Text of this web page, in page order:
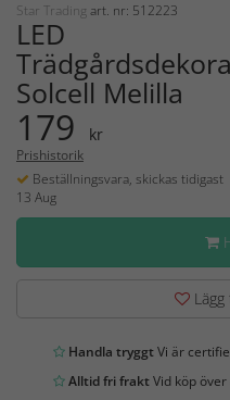
Star Trading art. nr: 512223
LED
Solcell Melilla
179 kr
Prishistorik
Beställningsvara, skickas tidigast
13 Aug
Handla tryggtVi är
Alltid fri fraktVid köp över